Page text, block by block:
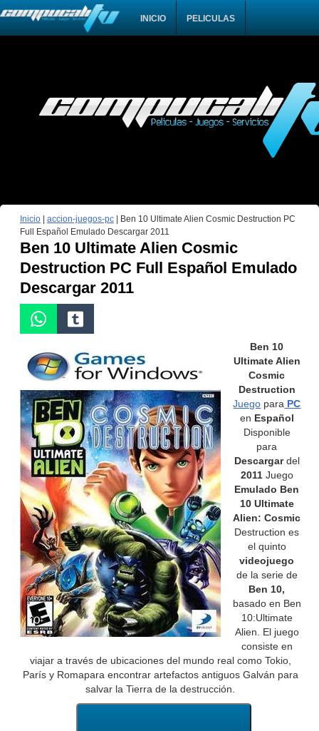
INICIO PELICULAS
Inicio| accion-juegos-pc|
Ben 10 Ultimate Alien Cosmic Destruction PC
Full Español Emulado Descargar 2011
Ben 10 Ultimate Alien Cosmic
Destruction PC Full Español Emulado
Descargar 2011
Ben 10
Ultimate Alien
Cosmic
Destruction
Juego para PC
en Español
Disponible
para
Descargardel
2011Juego
Emulado Ben
10 Ultimate
Alien: Cosmic
Destruction es
el quinto
videojuego
de la serie de
Ben 10,
basado en Ben
10:Ultimate
Alien. El juego
consiste en
viajar a través de ubicaciones del mundo real como Tokio,
París y Romapara encontrar artefactos antiguos Galván para
salvar la Tierra de la destrucción.